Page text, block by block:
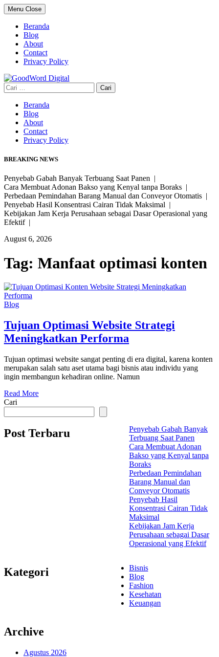
Skip
to
content
Menu Close
Beranda
Blog
About
Contact
Privacy Policy
Cari
untuk:
Beranda
Blog
About
Contact
Privacy Policy
BREAKING NEWS
Penyebab Gabah Banyak Terbuang Saat Panen |
Cara Membuat Adonan Bakso yang Kenyal tanpa Boraks |
Perbedaan Pemindahan Barang Manual dan Conveyor Otomatis |
Penyebab Hasil Konsentrasi Cairan Tidak Maksimal |
Kebijakan Jam Kerja Perusahaan sebagai Dasar Operasional yang
Efektif |
August 6, 2026
Tag: Manfaat optimasi konten
Blog
Tujuan Optimasi Website Strategi
Meningkatkan Performa
Tujuan optimasi website sangat penting di era digital, karena konten
merupakan salah satu aset utama bagi bisnis atau individu yang
ingin membangun kehadiran online. Namun
Read More
Cari
Post Terbaru
Penyebab Gabah Banyak
Terbuang Saat Panen
Cara Membuat Adonan
Bakso yang Kenyal tanpa
Boraks
Perbedaan Pemindahan
Barang Manual dan
Conveyor Otomatis
Penyebab Hasil
Konsentrasi Cairan Tidak
Maksimal
Kebijakan Jam Kerja
Perusahaan sebagai Dasar
Operasional yang Efektif
Kategori
Bisnis
Blog
Fashion
Kesehatan
Keuangan
Archive
Agustus 2026